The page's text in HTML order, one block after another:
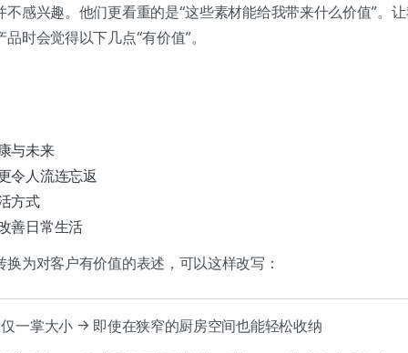
不感兴趣。他们更看重的是“这些素材能给我带来什么价值”。
时会觉得以下几点“有价值”。
与未来
令人流连忘返
方式
善日常生活
换为对客户有价值的表述，可以这样改写：
一掌大小 → 即使在狭窄的厨房空间也能轻松收纳